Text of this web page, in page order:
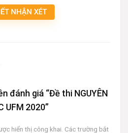
NHẬN XÉT
đánh giá “Đề thi NGUYÊN
UFM 2020”
hiển thị công khai. Các trường bắt